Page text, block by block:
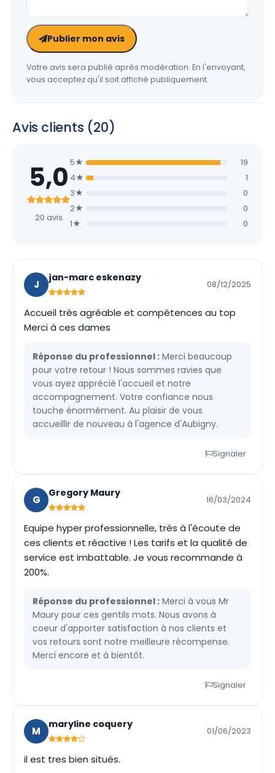
Publier mon avis
Votre avis sera publié après modération. En l'envoyant,
vous acceptez qu'il soit affiché publiquement.
Avis clients (20)
5,0
20 avis
5★
19
4★
1
3★
0
2★
0
1★
0
J
jan-marc eskenazy
08/12/2025
Accueil très agréable et compétences au top
Merci à ces dames
Réponse du professionnel : Merci beaucoup
pour votre retour ! Nous sommes ravies que
vous ayez apprécié l'accueil et notre
accompagnement. Votre confiance nous
touche énormément. Au plaisir de vous
accueillir de nouveau à l'agence d'Aubigny.
Signaler
G
Gregory Maury
16/03/2024
Equipe hyper professionnelle, très à l'écoute de
ces clients et réactive ! Les tarifs et la qualité de
service est imbattable. Je vous recommande à
200%.
Réponse du professionnel : Merci à vous Mr
Maury pour ces gentils mots. Nous avons à
coeur d'apporter satisfaction à nos clients et
vos retours sont notre meilleure récompense.
Merci encore et à bientôt.
Signaler
M
maryline coquery
01/06/2023
il est tres bien situés.